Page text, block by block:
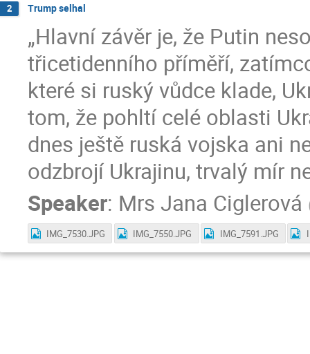
2 Trump selhal
„Hlavní závěr je, že Putin
třicetidenního příměří,
které si ruský vůdce klade,
tom, že pohltí celé oblasti
dnes ještě ruská vojska ani
odzbrojí Ukrajinu, trvalý mír
Speaker: Mrs Jana Ciglerová
IMG_7530.JPG IMG_7550.JPG IMG_7591.JPG